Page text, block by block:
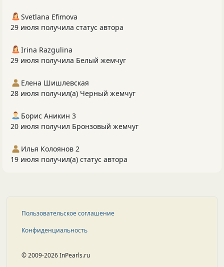
Svetlana Efimova
29 июля получила статус автора
Irina Razgulina
29 июля получила Белый жемчуг
Елена Шишлевская
28 июля получил(а) Черный жемчуг
Борис Аникин 3
20 июля получил Бронзовый жемчуг
Илья Колоянов 2
19 июля получил(а) статус автора
Пользовательское соглашение
Конфиденциальность
© 2009-2026 InPearls.ru